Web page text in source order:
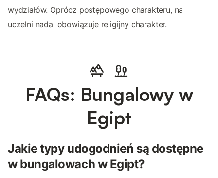
wydziałów. Oprócz postępowego charakteru, na
uczelni nadal obowiązuje religijny charakter.
FAQs: Bungalowy w
Egipt
Jakie typy udogodnień są dostępne
w bungalowach w Egipt?